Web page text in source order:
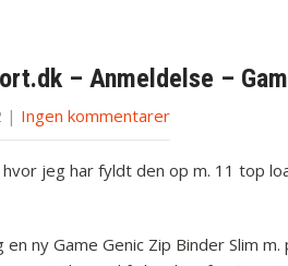
– Anmeldelse –
| Ingen kommentarer
hvor jeg har fyldt den op m. 11 top
ny Game Genic Zip Binder Slim